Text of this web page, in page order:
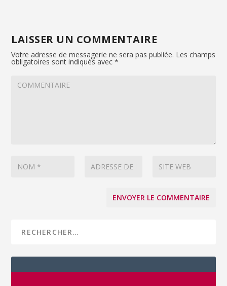
LAISSER UN COMMENTAIRE
Votre adresse de messagerie ne sera pas publiée. Les champs
obligatoires sont indiqués avec*